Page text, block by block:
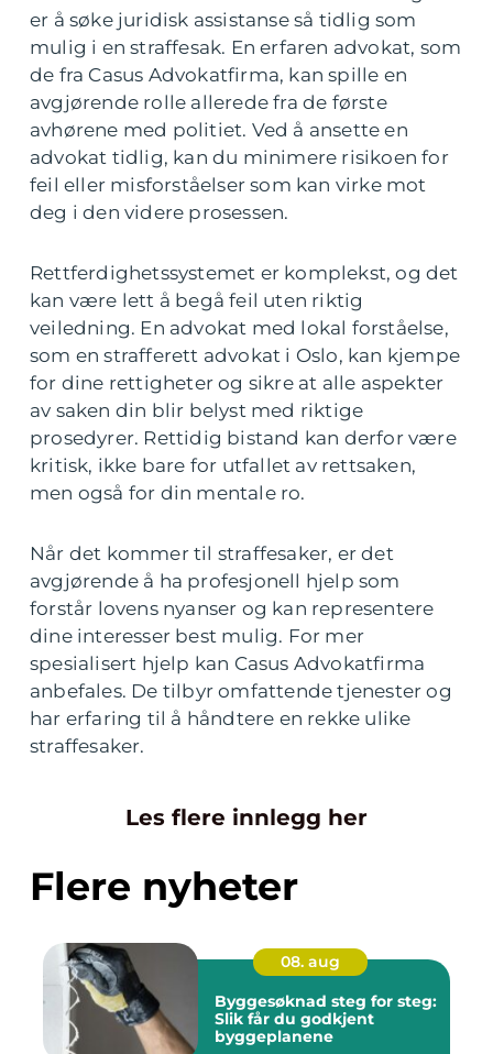
er å søke juridisk assistanse så tidlig som
mulig i en straffesak. En erfaren advokat, som
de fra Casus Advokatfirma, kan spille en
avgjørende rolle allerede fra de første
avhørene med politiet. Ved å ansette en
advokat tidlig, kan du minimere risikoen for
feil eller misforståelser som kan virke mot
deg i den videre prosessen.
Rettferdighetssystemet er komplekst, og det
kan være lett å begå feil uten riktig
veiledning. En advokat med lokal forståelse,
som en strafferett advokat i Oslo, kan kjempe
for dine rettigheter og sikre at alle aspekter
av saken din blir belyst med riktige
prosedyrer. Rettidig bistand kan derfor være
kritisk, ikke bare for utfallet av rettsaken,
men også for din mentale ro.
Når det kommer til straffesaker, er det
avgjørende å ha profesjonell hjelp som
forstår lovens nyanser og kan representere
dine interesser best mulig. For mer
spesialisert hjelp kan Casus Advokatfirma
anbefales. De tilbyr omfattende tjenester og
har erfaring til å håndtere en rekke ulike
straffesaker.
Les flere innlegg her
Flere nyheter
08. aug
Byggesøknad steg for steg:
Slik får du godkjent
byggeplanene